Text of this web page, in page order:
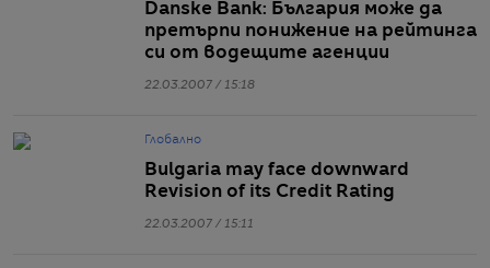
Danske Bank: България може да
претърпи понижение на рейтинга
си от водещите агенции
22.03.2007 / 15:18
Глобално
Bulgaria may face downward
Revision of its Credit Rating
22.03.2007 / 15:11